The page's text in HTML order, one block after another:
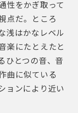
性をかぎ取って
点だ。ところ
浅はかなレベル
楽にたとえたと
ひとつの音、音
曲に似ている
ョンにより近い